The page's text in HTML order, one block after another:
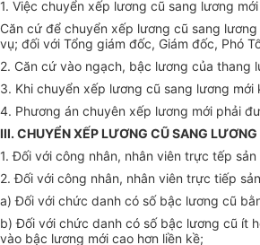
1. Việc chuyển xếp lương cũ sang lương
Căn cứ để chuyển xếp lương cũ sang
vụ; đối với Tổng giám đốc, Giám đốc, Phó
2. Căn cứ vào ngạch, bậc lương của
3. Khi chuyển xếp lương cũ sang lương
4. Phương án chuyên xếp lương mới phải
III. CHUYỂN XẾP LƯƠNG CŨ SANG LƯƠNG
1. Đối với công nhân, nhân viên trực tếp
2. Đối với công nhân, nhân viên trực tiếp
a) Đối với chức danh có số bậc lương cũ
b) Đối với chức danh có số bậc lương cũ ít
vào bậc lương mới cao hơn liền kề;